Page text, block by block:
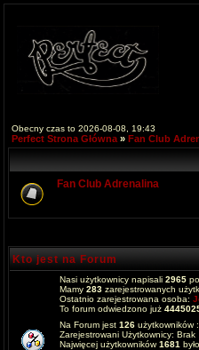
Obecny czas to 2026-08-08, 19:43
Perfect Strona Główna » Fan Club
Fan Club Adrenalina
Kto jest na Forum
Nasi użytkownicy napisali 2965
Mamy 283 zarejestrowanych
Ostatnio zarejestrowana osoba:
To forum odwiedzono już
Na Forum jest 126 użytkowników
Zarejestrowani Użytkownicy: Brak
Najwięcej użytkowników1681